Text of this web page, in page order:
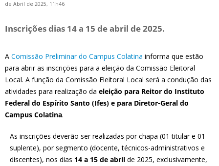
de Abril de 2025, 11h46
Inscrições dias 14 a 15 de abril de 2025.
A Comissão Preliminar do Campus Colatina informa que estão
para abrir as inscrições para a eleição da Comissão Eleitoral
Local. A função da Comissão Eleitoral Local será a condução das
atividades para realização da eleição para Reitor do Instituto
Federal do Espírito Santo (Ifes) e para Diretor-Geral do
Campus Colatina.
As inscrições deverão ser realizadas por chapa (01 titular e 01
suplente), por segmento (docente, técnicos-administrativos e
discentes), nos dias 14 a 15 de abril de 2025, exclusivamente,